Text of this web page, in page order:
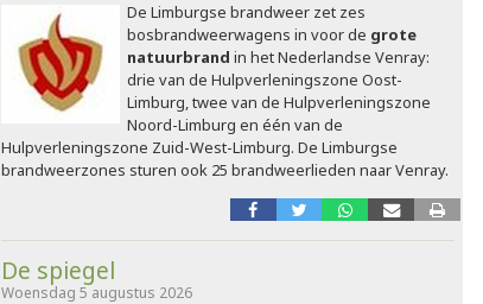
De Limburgse brandweer zet zes
bosbrandweerwagens in voor de grote
natuurbrand in het Nederlandse Venray:
drie van de Hulpverleningszone Oost-
Limburg, twee van de Hulpverleningszone
Noord-Limburg en één van de
Hulpverleningszone Zuid-West-Limburg. De Limburgse
brandweerzones sturen ook 25 brandweerlieden naar Venray.
De spiegel
Woensdag 5 augustus 2026